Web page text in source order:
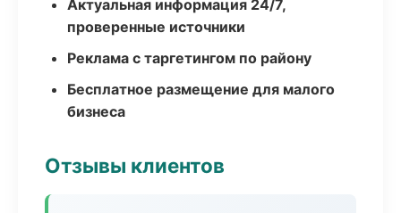
Актуальная информация 24/7,
проверенные источники
Реклама с таргетингом по району
Бесплатное размещение для малого
бизнеса
Отзывы клиентов